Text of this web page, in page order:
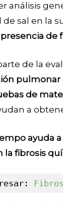
análisis
sal en la
de
de la
pulmonar
de
a
ayuda
la fibrosis